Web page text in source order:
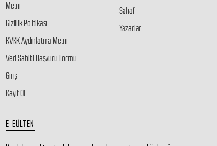
Metni
Gizlilik Politikası
KVKK Aydınlatma Metni
Veri Sahibi Başvuru Formu
Giriş
Kayıt Ol
Sahaf
Yazarlar
E-BÜLTEN